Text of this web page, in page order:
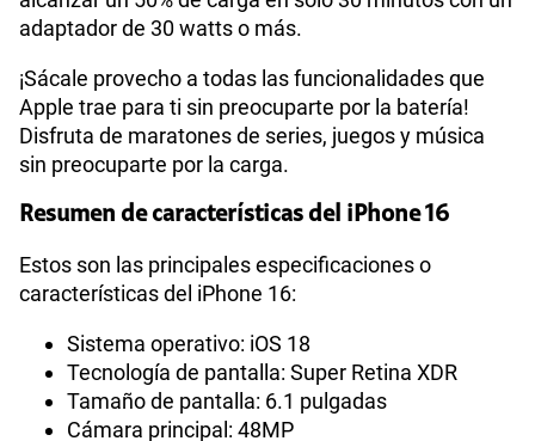
adaptador de 30 watts o más.
¡Sácale provecho a todas las funcionalidades que
Apple trae para ti sin preocuparte por la batería!
Disfruta de maratones de series, juegos y música
sin preocuparte por la carga.
Resumen de características del iPhone 16
Estos son las principales especificaciones o
características del iPhone 16:
Sistema operativo: iOS 18
Tecnología de pantalla: Super Retina XDR
Tamaño de pantalla: 6.1 pulgadas
Cámara principal: 48MP